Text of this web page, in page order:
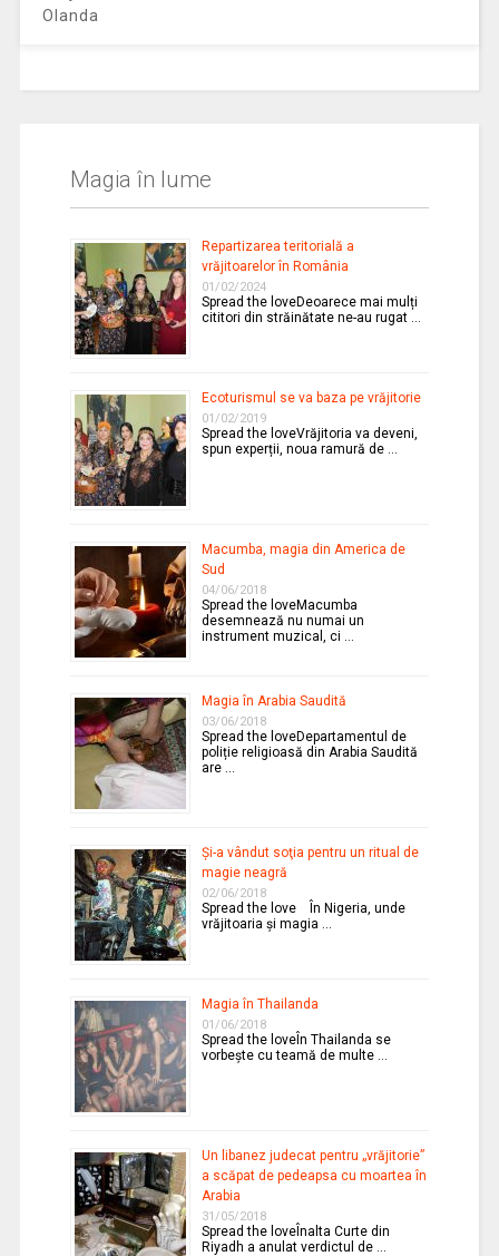
Olanda
Magia în lume
Repartizarea teritorială a
vrăjitoarelor în România
01/02/2024
Spread the loveDeoarece mai mulți
cititori din străinătate ne-au rugat …
Ecoturismul se va baza pe vrăjitorie
01/02/2019
Spread the loveVrăjitoria va deveni,
spun experții, noua ramură de …
Macumba, magia din America de
Sud
04/06/2018
Spread the loveMacumba
desemnează nu numai un
instrument muzical, ci …
Magia în Arabia Saudită
03/06/2018
Spread the loveDepartamentul de
poliție religioasă din Arabia Saudită
are …
Şi-a vândut soţia pentru un ritual de
magie neagră
02/06/2018
Spread the love În Nigeria, unde
vrăjitoaria şi magia …
Magia în Thailanda
01/06/2018
Spread the loveÎn Thailanda se
vorbeşte cu teamă de multe …
Un libanez judecat pentru „vrăjitorie”
a scăpat de pedeapsa cu moartea în
Arabia
31/05/2018
Spread the loveÎnalta Curte din
Riyadh a anulat verdictul de …